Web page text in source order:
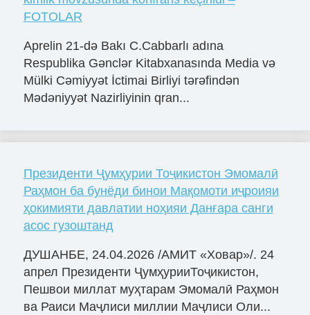
FOTOLAR
Aprelin 21-də Bakı C.Cabbarlı adına
Respublika Gənclər Kitabxanasında Media və
Mülki Cəmiyyət İctimai Birliyi tərəfindən
Mədəniyyət Nazirliyinin qran...
Президенти Ҷумҳурии Тоҷикистон Эмомалӣ
Раҳмон ба бунёди бинои Мақомоти иҷроияи
ҳокимияти давлатии ноҳияи Данғара санги
асос гузоштанд
ДУШАНБЕ, 24.04.2026 /АМИТ «Ховар»/. 24
апрел Президенти ҶумҳурииТоҷикистон,
Пешвои миллат муҳтарам Эмомалӣ Раҳмон
ва Раиси Маҷлиси миллии Маҷлиси Оли...